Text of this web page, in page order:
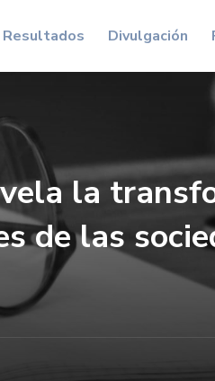
Resultados Divulgación
la
de las